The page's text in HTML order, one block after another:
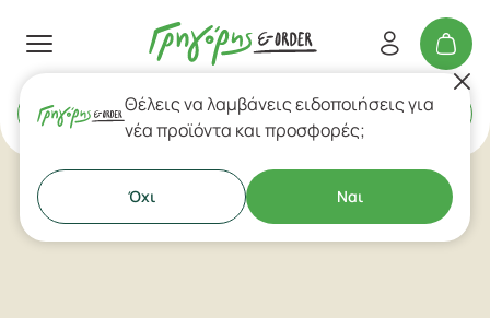
Delivery ή Takeaway
Θέλεις να λαμβάνεις ειδοποιήσεις για
νέα προϊόντα και προσφορές;
Όχι Ναι